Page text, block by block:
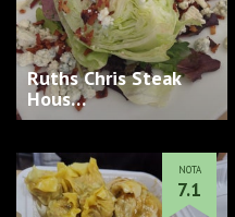
Ruths Chris Steak
Hous…
NOTA
7.1